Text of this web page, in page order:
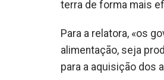
terra de forma mais
Para a relatora, «os
alimentação, seja
para a aquisição dos